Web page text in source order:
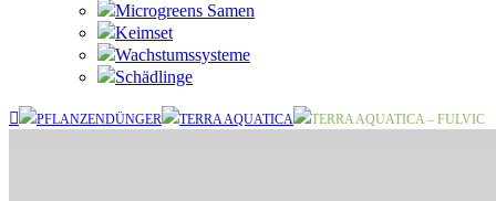
Microgreens Samen
Keimset
Wachstumssysteme
Schädlinge
PFLANZENDÜNGER TERRA AQUATICA TERRA AQUATICA – FULVIC